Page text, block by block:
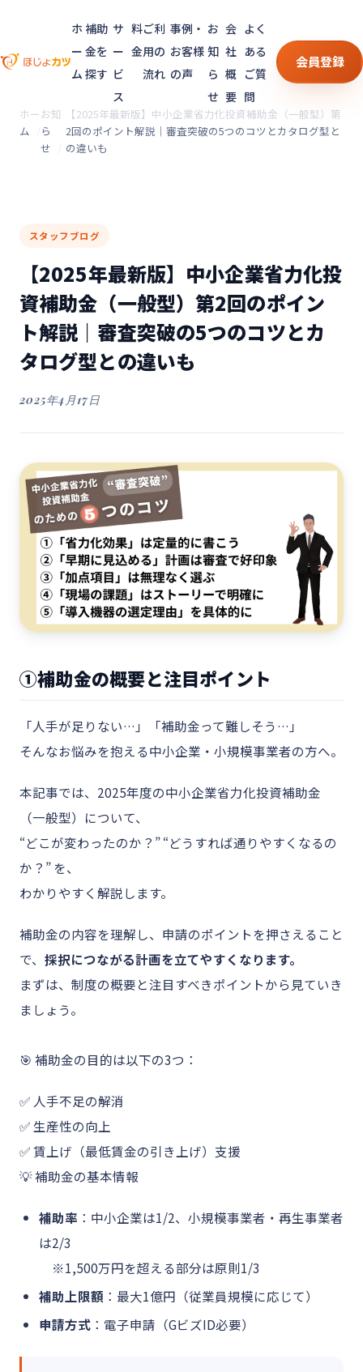
ホ
ー
ム
補助
金を
探す
サ
ー
ビ
ス
料
金
ご利
用の
流れ
事例・
お客様
の声
お
知
ら
せ
会
社
概
要
よく
ある
ご質
問
会員登録
ホー
ム
お知
ら
せ
【2025年最新版】中小企業省力化投資補助金（一般型）第
2回のポイント解説｜審査突破の5つのコツとカタログ型と
の違いも
スタッフブログ
【2025年最新版】中小企業省力化投
資補助金（一般型）第2回のポイン
ト解説｜審査突破の5つのコツとカ
タログ型との違いも
2025年4月17日
①補助金の概要と注目ポイント
「人手が足りない…」「補助金って難しそう…」
そんなお悩みを抱える中小企業・小規模事業者の方へ。
本記事では、2025年度の中小企業省力化投資補助金
（一般型）について、
“どこが変わったのか？” “どうすれば通りやすくなるの
か？” を、
わかりやすく解説します。
補助金の内容を理解し、申請のポイントを押さえること
で、 採択につながる計画を立てやすくなります。
まずは、制度の概要と注目すべきポイントから見ていき
ましょう。
🎯 補助金の目的は以下の3つ：
✅ 人手不足の解消
✅ 生産性の向上
✅ 賃上げ（最低賃金の引き上げ）支援
💡 補助金の基本情報
補助率 ：中小企業は1/2、小規模事業者・再生事業者
は2/3
※1,500万円を超える部分は原則1/3
補助上限額 ：最大1億円（従業員規模に応じて）
申請方式 ：電子申請（GビズID必要）